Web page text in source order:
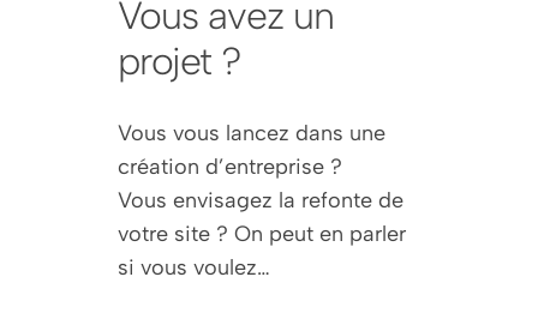
Vous avez un
projet ?
Vous vous lancez dans une
création d’entreprise ?
Vous envisagez la refonte de
votre site ? On peut en parler
si vous voulez…